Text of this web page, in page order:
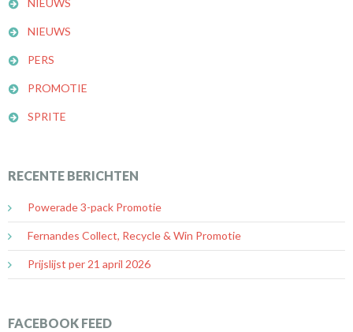
NIEUWS
NIEUWS
PERS
PROMOTIE
SPRITE
RECENTE BERICHTEN
Powerade 3-pack Promotie
Fernandes Collect, Recycle & Win Promotie
Prijslijst per 21 april 2026
FACEBOOK FEED